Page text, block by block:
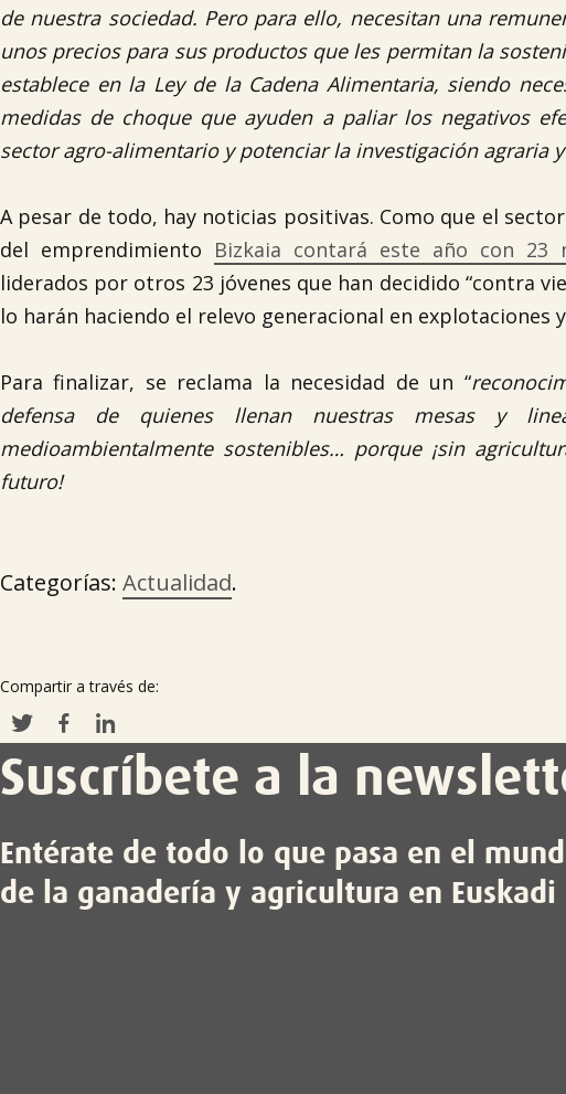
de nuestra sociedad. Pero para ello, necesitan una
unos precios para sus productos que les permitan la
establece en la Ley de la Cadena Alimentaria, siendo
medidas de choque que ayuden a paliar los negativos
sector agro-alimentario y potenciar la investigación agraria
A pesar de todo, hay noticias positivas. Como que el
del emprendimiento Bizkaia contará este año con 23
liderados por otros 23 jóvenes que han decidido “contra
lo harán haciendo el relevo generacional en explotaciones
Para finalizar, se reclama la necesidad de un “
defensa de quienes llenan nuestras mesas y
medioambientalmente sostenibles… porque ¡sin
futuro!
Categorías: Actualidad.
Compartir a través de:
Suscríbete a la
Entérate de todo lo que pasa en el
de la ganadería y agricultura en Euskadi